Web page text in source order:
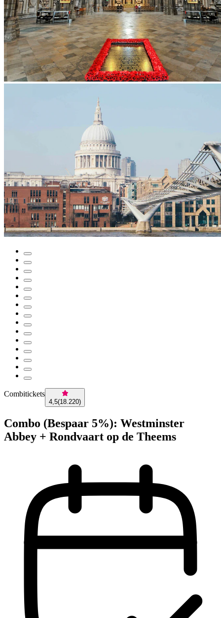
Combitickets
4,5(18.220)
Combo (Bespaar 5%): Westminster
Abbey + Rondvaart op de Theems